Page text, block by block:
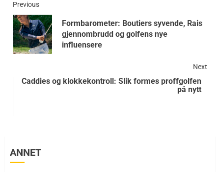
Previous
Formbarometer: Boutiers syvende, Rais
gjennombrudd og golfens nye
influensere
Next
Caddies og klokkekontroll: Slik formes proffgolfen
på nytt
ANNET